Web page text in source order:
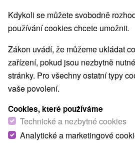
Kdykoli se můžete svobodně
používání cookies chcete umožnit.
Zákon uvádí, že můžeme ukládat
zařízení, pokud jsou nezbytně
stránky. Pro všechny ostatní typy
vaše povolení.
Cookies, které používáme
Technické a nezbytné cookies
Analytické a marketingové